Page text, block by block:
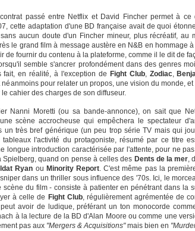
passé entre Netflix et David Fincher permet à ce
cette adaptation d'une BD française avait de quoi
aucun doute d'un Fincher mineur, plus récréatif, au
le grand film à message austère en N&B en hommage
de fournir du contenu à la plateforme, comme il le dit de
semble s'ancrer profondément dans des genres
en réalité, à l'exception de Fight Club, Zodiac,
néanmoins pour relater un propos, une vision du monde, et
cahier des charges de son diffuseur.
Nanni Moretti (ou sa bande-annonce), on sait que
scène accrocheuse qui empêchera le spectateur
un très bref générique (un peu trop série TV mais qui
l'activité du protagoniste, résumé par ce titre
longue introduction caractérisée par l'attente, pour ne
Spielberg, quand on pense à celles des Dents de la mer,
Ryan ou Minority Report. C'est même pas la
dans un thriller sous influence des '70s. Ici, le
du film - consiste à patienter en pénétrant dans la
à celle de Fight Club, régulièrement agrémentée de
avoir de ludique, préférant un ton monocorde
à la lecture de la BD d'Alan Moore ou comme une
pas aux "Mergers & Acquisitions"mais bien en